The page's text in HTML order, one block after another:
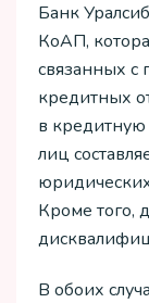
Банк
КоАП,
связанных с
кредитных
в
лиц
Кроме того,
В обоих